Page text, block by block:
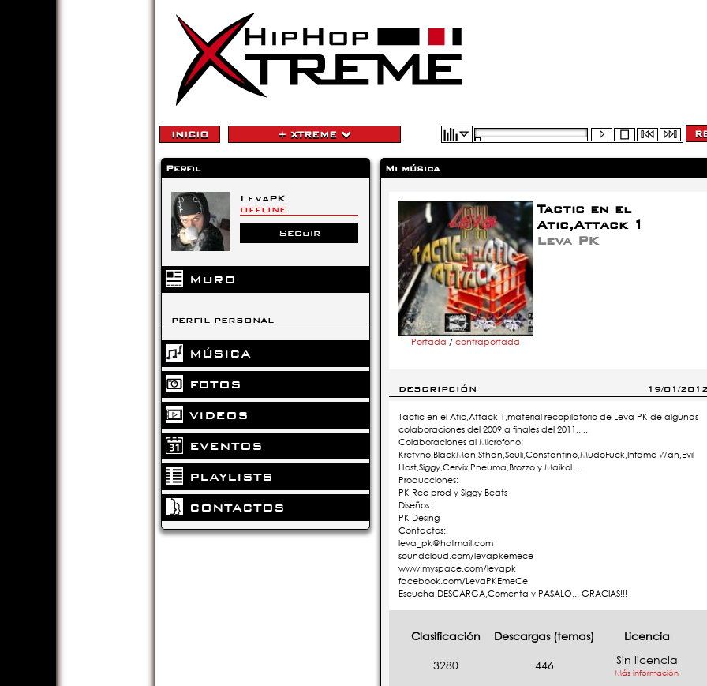
INICIO + XTREME
Perfil
LevaPK
OFFLINE
Seguir
MURO
PERFIL PERSONAL
MÚSICA
FOTOS
VIDEOS
EVENTOS
PLAYLISTS
CONTACTOS
Mi música
Portada /contraportada
Tactic en el
Atic,Attack 1
Leva PK
DESCRIPCIÓN 19/01/
Tactic en el Atic,Attack 1,material recopilatorio de Leva PK de algunas
colaboraciones del 2009 a finales del 2011.....
Colaboraciones al Microfono:
Kretyno,BlackMan,Sthan,Souli,Constantino,MudoFuck,Infame Wan,Evil
Host,Siggy,Cervix,Pneuma,Brozzo y Maikol....
Producciones:
PK Rec prod y Siggy Beats
Diseños:
PK Desing
Contactos:
leva_pk@hotmail.com
soundcloud.com/levapkemece
www.myspace.com/levapk
facebook.com/LevaPKEmeCe
Escucha,DESCARGA,Comenta y PASALO... GRACIAS!!!
Clasificación Descargas (temas)
Licencia
3280
446 Sin licencia
Más información